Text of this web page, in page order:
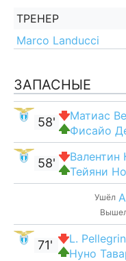
ТРЕНЕР
Marco Landucci
ЗАПАСНЫЕ
Матиас
Фисайо
58'
Валентин
Тейяни
58'
Ушёл
L.
Нуно
71'